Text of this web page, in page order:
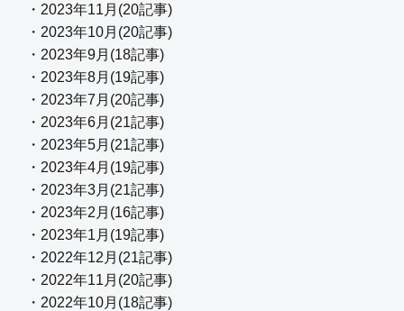
・2023年11月(20記事)
・2023年10月(20記事)
・2023年9月(18記事)
・2023年8月(19記事)
・2023年7月(20記事)
・2023年6月(21記事)
・2023年5月(21記事)
・2023年4月(19記事)
・2023年3月(21記事)
・2023年2月(16記事)
・2023年1月(19記事)
・2022年12月(21記事)
・2022年11月(20記事)
・2022年10月(18記事)